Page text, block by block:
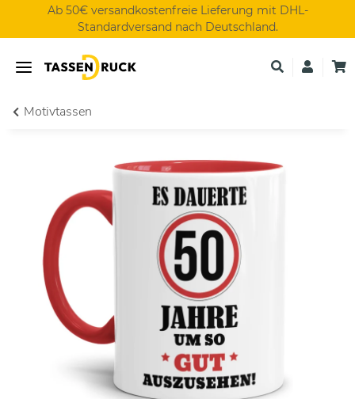
Ab 50€ versandkostenfreie Lieferung mit DHL-
Standardversand nach Deutschland.
Motivtassen